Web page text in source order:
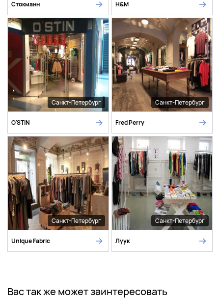
Стокманн H&M
Санкт-Петербург
O'STIN
Санкт-Петербург
Fred Perry
Санкт-Петербург
Unique Fabric
Санкт-Петербург
Луук
Вас так же может заинтересовать